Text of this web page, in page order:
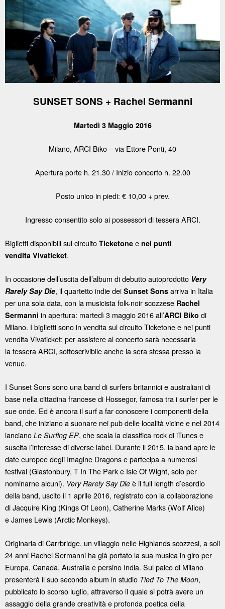
SUNSET SONS + Rachel Sermanni
Martedì 3 Maggio 2016
Milano, ARCI Biko – via Ettore Ponti, 40
Apertura porte h. 21.30 / Inizio concerto h. 22.00
Posto unico in piedi: € 10,00 + prev.
Ingresso consentito solo ai possessori di tessera ARCI.
Biglietti disponibili sul circuito Ticketone e nei punti
vendita Vivaticket.
In occasione dell’uscita dell’album di debutto autoprodotto Very
Rarely Say Die, il quartetto indie dei Sunset Sons arriva in Italia
per una sola data, con la musicista folk-noir scozzese Rachel
Sermanni in apertura: martedì 3 maggio 2016 all’ARCI Biko di
Milano. I biglietti sono in vendita sul circuito Ticketone e nei punti
vendita Vivaticket; per assistere al concerto sarà necessaria
la tessera ARCI, sottoscrivibile anche la sera stessa presso la
venue.
I Sunset Sons sono una band di surfers britannici e australiani di
base nella cittadina francese di Hossegor, famosa tra i surfer per le
sue onde. Ed è ancora il surf a far conoscere i componenti della
band, che iniziano a suonare nei pub delle località vicine e nel 2014
lanciano Le Surfing EP, che scala la classifica rock di iTunes e
suscita l’interesse di diverse label. Durante il 2015, la band apre le
date europee degli Imagine Dragons e partecipa a numerosi
festival (Glastonbury, T In The Park e Isle Of Wight, solo per
nominarne alcuni). Very Rarely Say Die è il full length d’esordio
della band, uscito il 1 aprile 2016, registrato con la collaborazione
di Jacquire King (Kings Of Leon), Catherine Marks (Wolf Alice)
e James Lewis (Arctic Monkeys).
Originaria di Carrbridge, un villaggio nelle Highlands scozzesi, a soli
24 anni Rachel Sermanni ha già portato la sua musica in giro per
Europa, Canada, Australia e persino India. Sul palco di Milano
presenterà il suo secondo album in studio Tied To The Moon,
pubblicato lo scorso luglio, attraverso il quale si potrà avere un
assaggio della grande creatività e profonda poetica della